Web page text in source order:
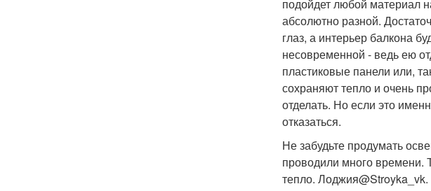
подойдет любой материал
абсолютно разной.
глаз, а интерьер балкона
несовременной - ведь ею
пластиковые панели или,
сохраняют тепло и очень
отделать. Но если это
отказаться.
Не забудьте продумать
проводили много времени.
тепло. Лоджия@Stroyka_vk.